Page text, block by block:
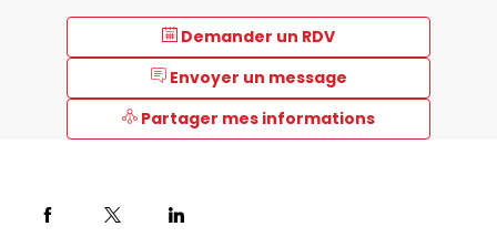
Demander un RDV
Envoyer un message
Partager mes informations
Groupe